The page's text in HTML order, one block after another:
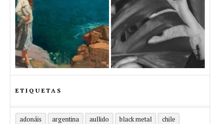
ETIQUETAS
adonáis argentina aullido black metal
chile